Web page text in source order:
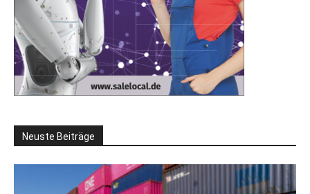
Neuste Beiträge